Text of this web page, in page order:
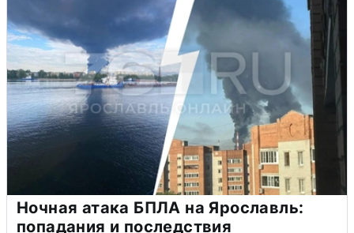
Ночная атака БПЛА на Ярославль:
попадания и последствия